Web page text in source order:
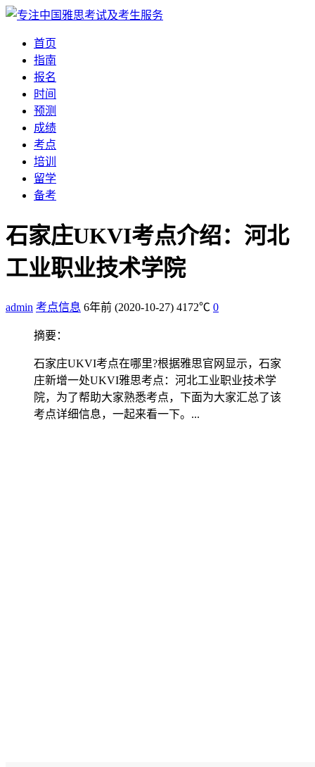
首页
指南
报名
时间
预测
成绩
考点
培训
留学
备考
石家庄UKVI考点介绍：河北
工业职业技术学院
admin 考点信息 6年前 (2020-10-27) 4172℃ 0
摘要：
石家庄UKVI考点在哪里?根据雅思官网显示，石家
庄新增一处UKVI雅思考点：河北工业职业技术学
院，为了帮助大家熟悉考点，下面为大家汇总了该
考点详细信息，一起来看一下。...